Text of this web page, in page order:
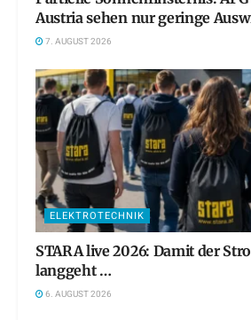
Austria sehen nur geringe
7. AUGUST 2026
ELEKTROTECHNIK
STARA live 2026: Damit der
langgeht …
6. AUGUST 2026